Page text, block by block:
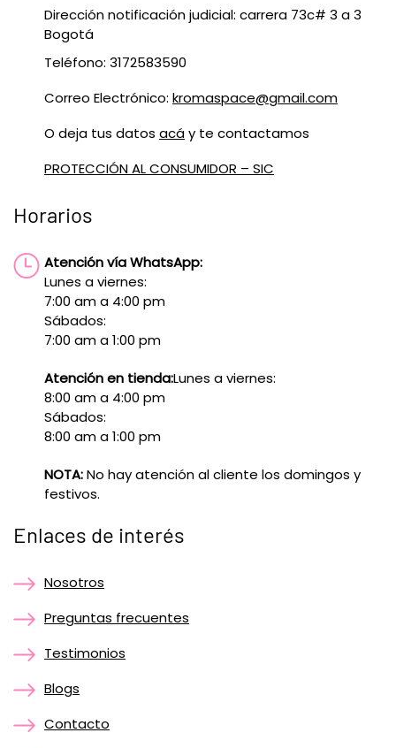
Dirección notificación judicial: carrera 73c# 3 a 3
Bogotá
Teléfono: 3172583590
Correo Electrónico: kromaspace@gmail.com
O deja tus datos acáy te contactamos
PROTECCIÓN AL CONSUMIDOR – SIC
Horarios
Atención vía WhatsApp:
Lunes a viernes:
7:00 am a 4:00 pm
Sábados:
7:00 am a 1:00 pm
Atención en tienda:Lunes a viernes:
8:00 am a 4:00 pm
Sábados:
8:00 am a 1:00 pm
NOTA:No hay atención al cliente los domingos y
festivos.
Enlaces de interés
Nosotros
Preguntas frecuentes
Testimonios
Blogs
Contacto